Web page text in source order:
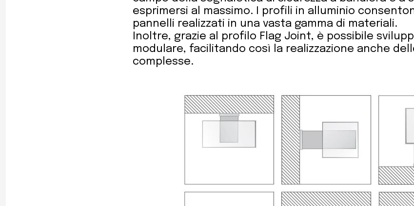
esprimersi al massimo. I profili in alluminio
pannelli realizzati in una vasta gamma di materiali.
Inoltre, grazie al profilo Flag Joint, è possibile
modulare, facilitando così la realizzazione anche
complesse.